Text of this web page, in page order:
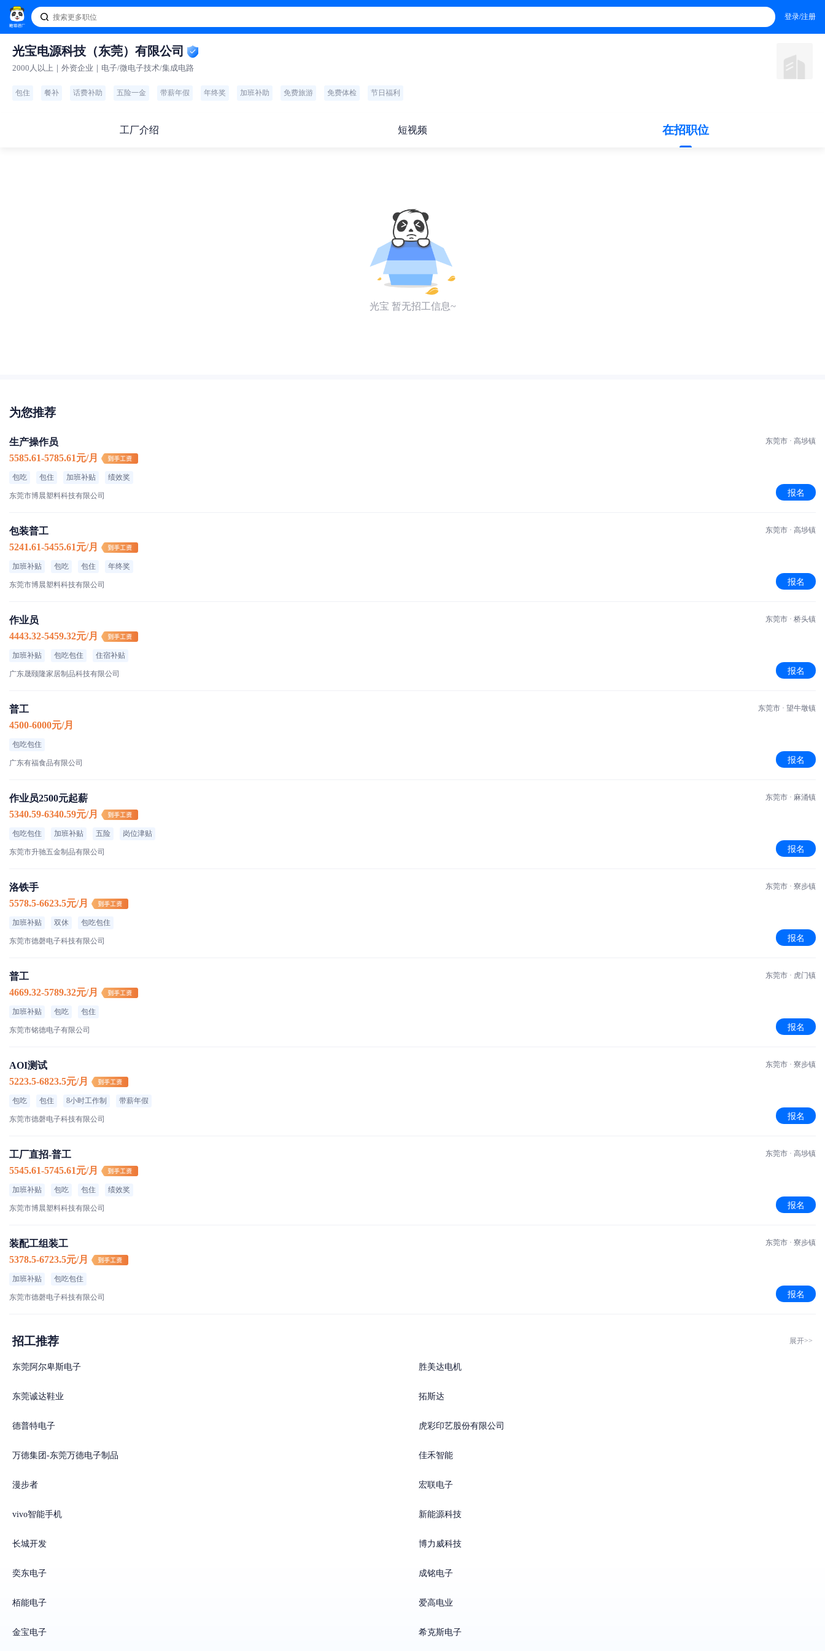
登录/注册
光宝电源科技（东莞）有限公司
2000人以上｜外资企业｜电子/微电子技术/集成电路
包住 餐补 话费补助 五险一金 带薪年假 年终奖 加班补助 免费旅游 免费体检 节日福利
工厂介绍 短视频 在招职位
光宝 暂无招工信息~
为您推荐
生产操作员
5585.61-5785.61元/月
包吃 包住 加班补贴 绩效奖
东莞市博晨塑料科技有限公司
东莞市 · 高埗镇
报名
包装普工
5241.61-5455.61元/月
加班补贴 包吃 包住 年终奖
东莞市博晨塑料科技有限公司
东莞市 · 高埗镇
报名
作业员
4443.32-5459.32元/月
加班补贴 包吃包住 住宿补贴
广东晟颐隆家居制品科技有限公司
东莞市 · 桥头镇
报名
普工
4500-6000元/月
包吃包住
广东有福食品有限公司
东莞市 · 望牛墩镇
报名
作业员2500元起薪
5340.59-6340.59元/月
包吃包住 加班补贴 五险 岗位津贴
东莞市升驰五金制品有限公司
东莞市 · 麻涌镇
报名
洛铁手
5578.5-6623.5元/月
加班补贴 双休 包吃包住
东莞市德磬电子科技有限公司
东莞市 · 寮步镇
报名
普工
4669.32-5789.32元/月
加班补贴 包吃 包住
东莞市铭德电子有限公司
东莞市 · 虎门镇
报名
AOI测试
5223.5-6823.5元/月
包吃 包住 8小时工作制 带薪年假
东莞市德磬电子科技有限公司
东莞市 · 寮步镇
报名
工厂直招-普工
5545.61-5745.61元/月
加班补贴 包吃 包住 绩效奖
东莞市博晨塑料科技有限公司
东莞市 · 高埗镇
报名
装配工组装工
5378.5-6723.5元/月
加班补贴 包吃包住
东莞市德磬电子科技有限公司
东莞市 · 寮步镇
报名
招工推荐 展开>>
东莞阿尔卑斯电子 胜美达电机
东莞诚达鞋业 拓斯达
德普特电子 虎彩印艺股份有限公司
万德集团-东莞万德电子制品 佳禾智能
漫步者 宏联电子
vivo智能手机 新能源科技
长城开发 博力威科技
奕东电子 成铭电子
栢能电子 爱高电业
金宝电子 希克斯电子